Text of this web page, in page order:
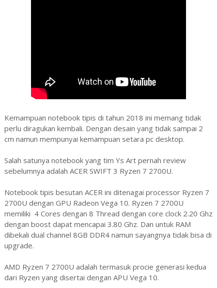
Kemampuan notebook tipis di tahun 2018 ini memang tidak
perlu diragukan kembali. Dengan desain yang tidak sampai 2
cm namun mempunyai kemampuan setara pc desktop.
Salah satunya notebook yang tim Ys Art pernah review
sebelumnya adalah ACER SWIFT 3 Ryzen 7 2700U.
Notebook tipis besutan ACER ini ditenagai processor Ryzen 7
2700U dengan GPU Radeon Vega 10. Ryzen 7 2700U
memiliki 4 Cores dengan 8 Thread dengan core clock 2.20 Ghz
dengan boost dapat mencapai 3.80 Ghz. Dan untuk RAM
dibekali dual channel 8GB DDR4 namun sayangnya tidak bisa di
upgrade.
AMD Ryzen 7 2700U adalah termasuk procie generasi kedua
dari Ryzen yang disertai dengan APU Vega 10.